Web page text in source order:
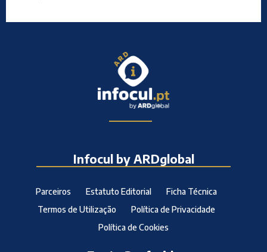
Infocul by ARDglobal
Parceiros Estatuto Editorial
Ficha Técnica
Termos de Utilização
Política de Privacidade
Política de Cookies